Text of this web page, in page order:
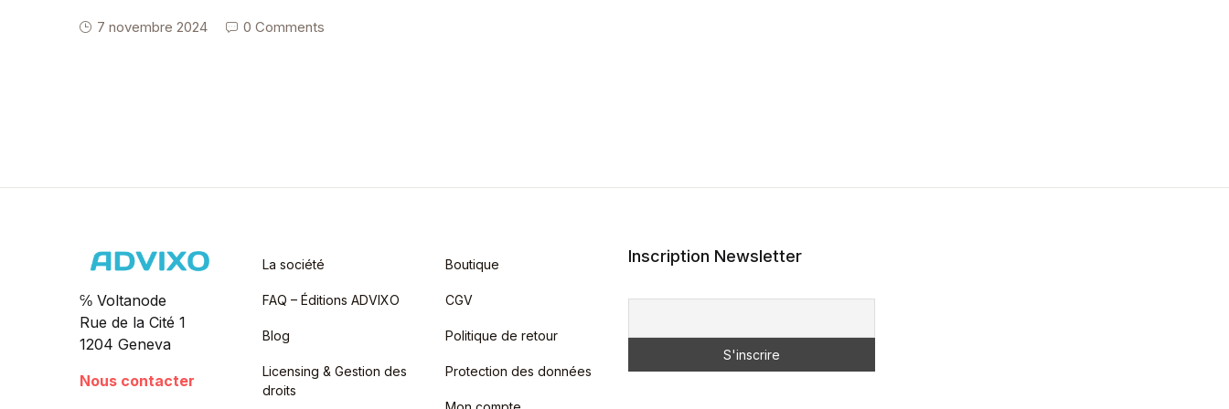
7 novembre 2024 0 Comments
℅ Voltanode
Rue de la Cité 1
1204 Geneva
Nous contacter
La société
FAQ – Éditions ADVIXO
Blog
Licensing & Gestion des
droits
Boutique
CGV
Politique de retour
Protection des données
Inscription Newsletter